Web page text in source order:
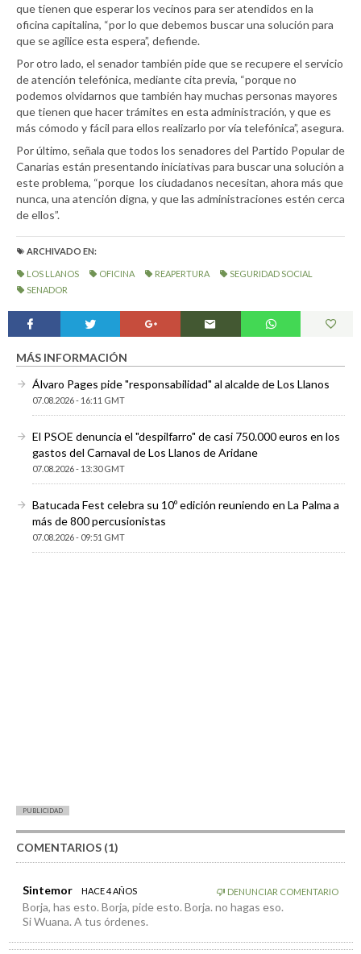
que tienen que esperar los vecinos para ser atendidos en la
oficina capitalina, “por lo que debemos buscar una solución para
que se agilice esta espera”, defiende.
Por otro lado, el senador también pide que se recupere el servicio
de atención telefónica, mediante cita previa, “porque no
podemos olvidarnos que también hay muchas personas mayores
que tienen que hacer trámites en esta administración, y que es
más cómodo y fácil para ellos realizarlo por vía telefónica”, asegura.
Por último, señala que todos los senadores del Partido Popular de
Canarias están presentando iniciativas para buscar una solución a
este problema, “porque los ciudadanos necesitan, ahora más que
nunca, una atención digna, y que las administraciones estén cerca
de ellos”.
ARCHIVADO EN:
LOS LLANOS OFICINA REAPERTURA
SEGURIDAD SOCIAL
SENADOR
MÁS INFORMACIÓN
Álvaro Pages pide "responsabilidad" al alcalde de Los Llanos
07.08.2026 - 16:11 GMT
El PSOE denuncia el "despilfarro" de casi 750.000 euros en los
gastos del Carnaval de Los Llanos de Aridane
07.08.2026 - 13:30 GMT
Batucada Fest celebra su 10º edición reuniendo en La Palma a
más de 800 percusionistas
07.08.2026 - 09:51 GMT
PUBLICIDAD
COMENTARIOS (1)
Sintemor HACE 4 AÑOS DENUNCIAR COMENTARIO
Borja, has esto. Borja, pide esto. Borja. no hagas eso.
Si Wuana. A tus órdenes.